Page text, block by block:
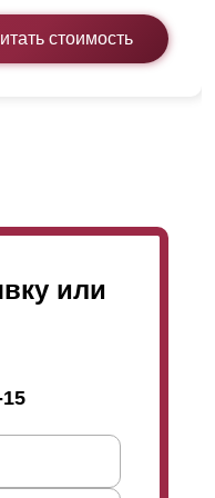
от вкусов самого
ламелей, то все
от всей
свободно
постороннему
крышу дома и
только при
углом.
любой обзор,
стоимость
или